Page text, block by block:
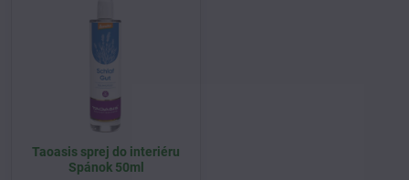
Taoasis sprej do interiéru
Spánok 50ml